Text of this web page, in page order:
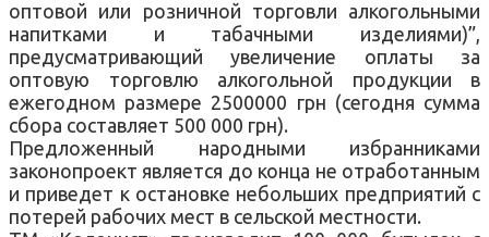
оптовой или розничной торговли алкогольными
напитками и табачными изделиями)”,
предусматривающий увеличение оплаты за
оптовую торговлю алкогольной продукции в
ежегодном размере 2500000 грн (сегодня сумма
сбора составляет 500 000 грн).
Предложенный народными избранниками
законопроект является до конца не отработанным
и приведет к остановке небольших предприятий с
потерей рабочих мест в сельской местности.